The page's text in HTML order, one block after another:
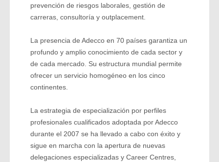
prevención de riesgos laborales, gestión de
carreras, consultoría y outplacement.
La presencia de Adecco en 70 países garantiza un
profundo y amplio conocimiento de cada sector y
de cada mercado. Su estructura mundial permite
ofrecer un servicio homogéneo en los cinco
continentes.
La estrategia de especialización por perfiles
profesionales cualificados adoptada por Adecco
durante el 2007 se ha llevado a cabo con éxito y
sigue en marcha con la apertura de nuevas
delegaciones especializadas y Career Centres,